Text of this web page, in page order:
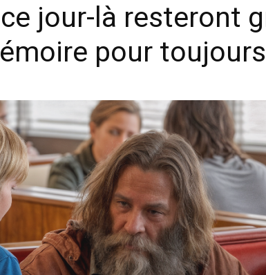
jour-là resteront
pour